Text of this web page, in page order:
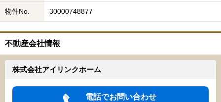
物件No. 30000748877
不動産会社情報
株式会社アイリンクホーム
電話でお問い合わせ